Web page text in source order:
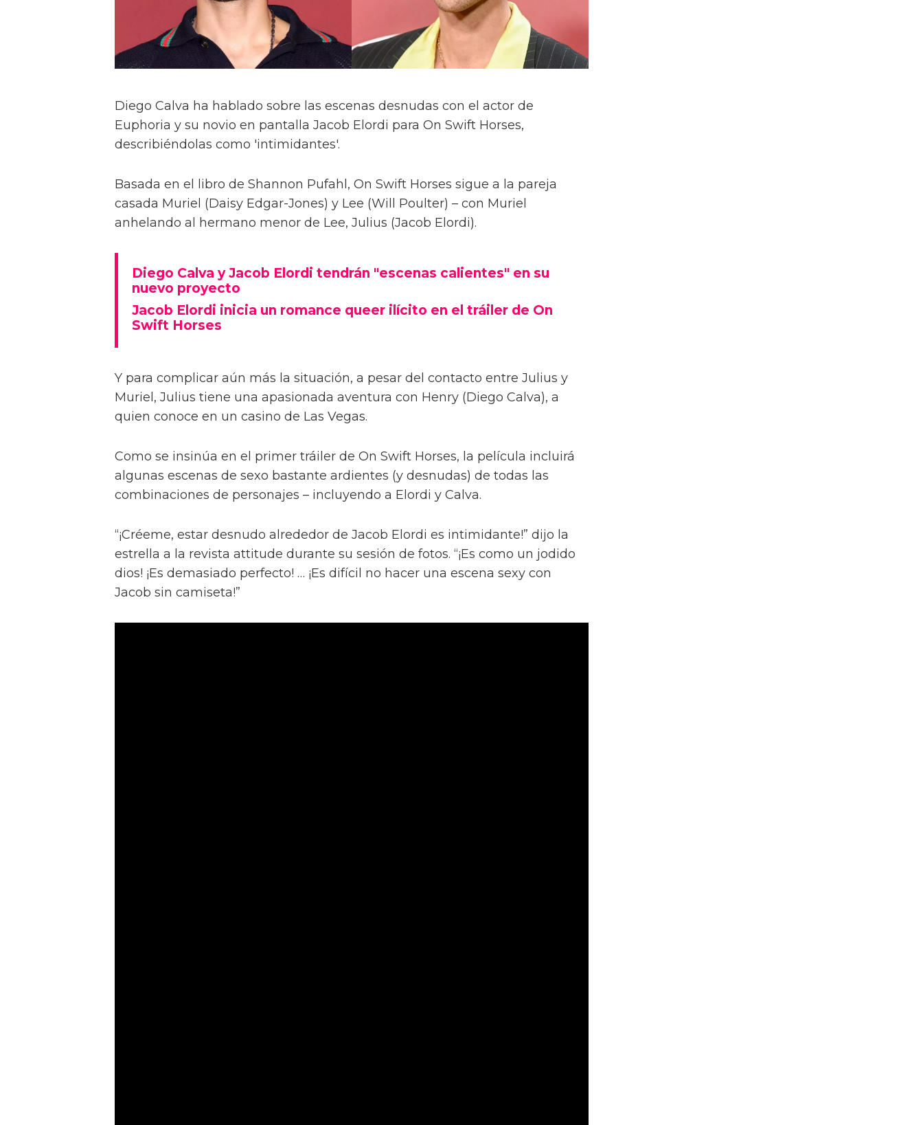
Diego Calva ha hablado sobre las escenas desnudas con el actor de
Euphoria y su novio en pantalla Jacob Elordi para On Swift Horses,
describiéndolas como 'intimidantes'.
Basada en el libro de Shannon Pufahl, On Swift Horses sigue a la pareja
casada Muriel (Daisy Edgar-Jones) y Lee (Will Poulter) – con Muriel
anhelando al hermano menor de Lee, Julius (Jacob Elordi).
Diego Calva y Jacob Elordi tendrán "escenas calientes" en su
nuevo proyecto
Jacob Elordi inicia un romance queer ilícito en el tráiler de On
Swift Horses
Y para complicar aún más la situación, a pesar del contacto entre Julius y
Muriel, Julius tiene una apasionada aventura con Henry (Diego Calva), a
quien conoce en un casino de Las Vegas.
Como se insinúa en el primer tráiler de On Swift Horses, la película incluirá
algunas escenas de sexo bastante ardientes (y desnudas) de todas las
combinaciones de personajes – incluyendo a Elordi y Calva.
“¡Créeme, estar desnudo alrededor de Jacob Elordi es intimidante!” dijo la
estrella a la revista attitude durante su sesión de fotos. “¡Es como un jodido
dios! ¡Es demasiado perfecto! … ¡Es difícil no hacer una escena sexy con
Jacob sin camiseta!”